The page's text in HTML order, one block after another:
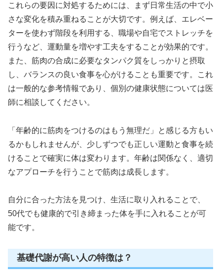
これらの要因に対処するためには、まず日常生活の中で小
さな変化を積み重ねることが大切です。例えば、エレベー
ターを使わず階段を利用する、職場や自宅でストレッチを
行うなど、運動量を増やす工夫をすることが効果的です。
また、筋肉の合成に必要なタンパク質をしっかりと摂取
し、バランスの良い食事を心がけることも重要です。これ
は一般的な参考情報であり、個別の健康状態については医
師に相談してください。
「年齢的に筋肉をつけるのはもう無理だ」と感じる方もい
るかもしれませんが、少しずつでも正しい運動と食事を続
けることで確実に体は変わります。年齢は関係なく、適切
なアプローチを行うことで筋肉は成長します。
自分に合った方法を見つけ、生活に取り入れることで、
50代でも健康的で引き締まった体を手に入れることが可
能です。
基礎代謝が高い人の特徴は？